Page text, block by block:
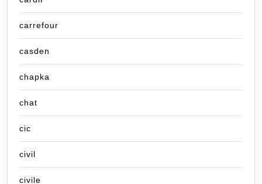
carrefour
casden
chapka
chat
cic
civil
civile